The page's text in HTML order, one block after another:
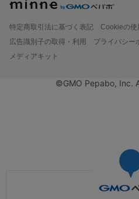
特定商取引法に基づく表記
Cookieの使
広告識別子の取得・利用
プライバシー
メディアキット
©GMO Pepabo, Inc.